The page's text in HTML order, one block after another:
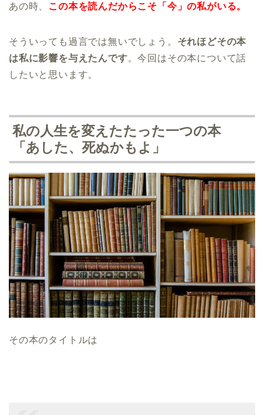
あの時、 この本を読んだからこそ「今」の私がいる。
そういっても過言では無いでしょう。 それほどその本
は私に影響を与えたんです。今回はその本について話
したいと思います。
私の人生を変えたたった一つの本
「あした、死ぬかもよ」
その本のタイトルは